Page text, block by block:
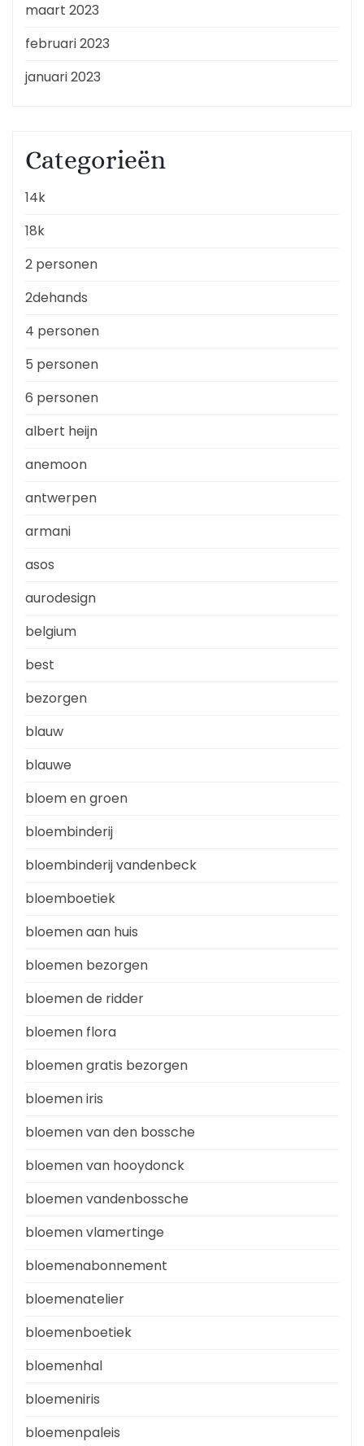
maart 2023
februari 2023
januari 2023
Categorieën
14k
18k
2 personen
2dehands
4 personen
5 personen
6 personen
albert heijn
anemoon
antwerpen
armani
asos
aurodesign
belgium
best
bezorgen
blauw
blauwe
bloem en groen
bloembinderij
bloembinderij vandenbeck
bloemboetiek
bloemen aan huis
bloemen bezorgen
bloemen de ridder
bloemen flora
bloemen gratis bezorgen
bloemen iris
bloemen van den bossche
bloemen van hooydonck
bloemen vandenbossche
bloemen vlamertinge
bloemenabonnement
bloemenatelier
bloemenboetiek
bloemenhal
bloemeniris
bloemenpaleis